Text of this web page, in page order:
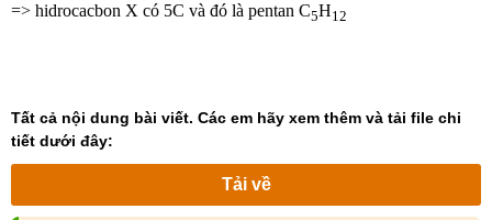
=> hidrocacbon X có 5C và đó là pentan C5H12
Tất cả nội dung bài viết. Các em hãy xem thêm và tải file chi
tiết dưới đây:
Tải về